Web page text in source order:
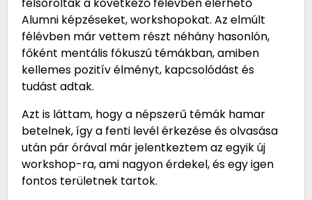
Alumni képzéseket, workshopokat. Az elmúlt
félévben már vettem részt néhány hasonlón,
főként mentális fókuszú témákban, amiben
kellemes pozitív élményt, kapcsolódást és
tudást adtak.
Azt is láttam, hogy a népszerű témák hamar
betelnek, így a fenti levél érkezése és olvasása
után pár órával már jelentkeztem az egyik új
workshop-ra, ami nagyon érdekel, és egy igen
fontos területnek tartok.